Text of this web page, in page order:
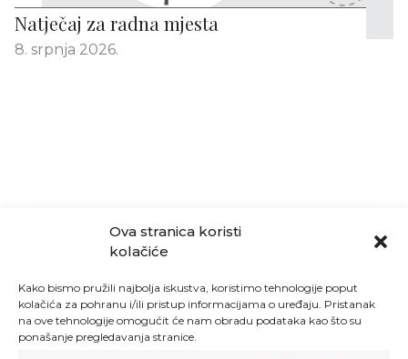
Ova stranica koristi
kolačiće
Kako bismo pružili najbolja iskustva, koristimo tehnologije poput
kolačića za pohranu i/ili pristup informacijama o uređaju. Pristanak
na ove tehnologije omogućit će nam obradu podataka kao što su
ponašanje pregledavanja stranice.
Natječaj za radna mjesta
8. srpnja 2026.